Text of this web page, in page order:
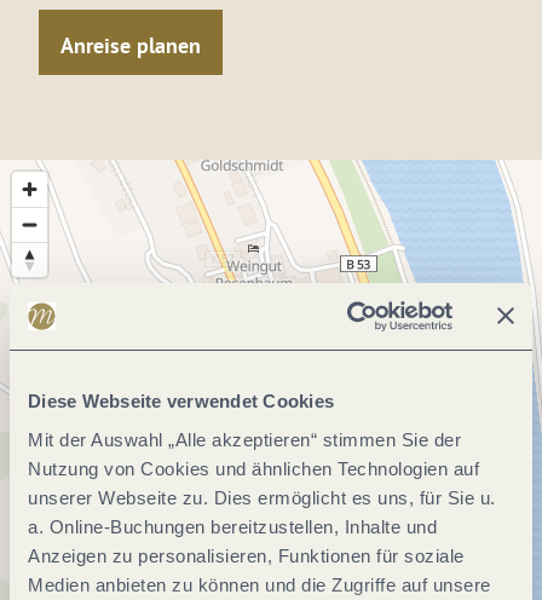
Diese Webseite verwendet Cookies
Mit der Auswahl „Alle akzeptieren“ stimmen Sie der
Nutzung von Cookies und ähnlichen Technologien auf
unserer Webseite zu. Dies ermöglicht es uns, für Sie u.
a. Online-Buchungen bereitzustellen, Inhalte und
Anzeigen zu personalisieren, Funktionen für soziale
Medien anbieten zu können und die Zugriffe auf unsere
Anreise planen